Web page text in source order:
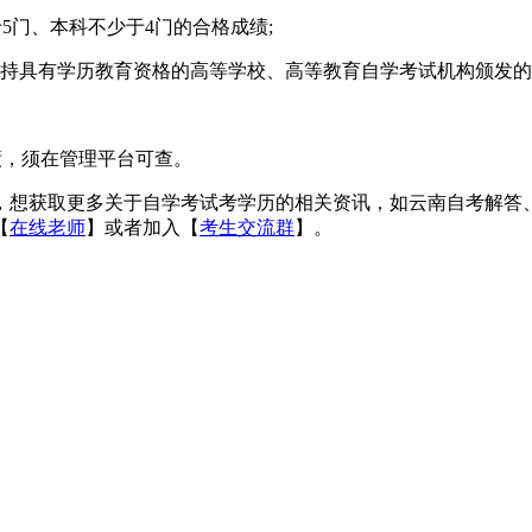
、本科不少于4门的合格成绩;
学历教育资格的高等学校、高等教育自学考试机构颁发
在管理平台可查。
想获取更多关于自学考试考学历的相关资讯，如云南自考解
在线老师】或者加入【考生交流群】。